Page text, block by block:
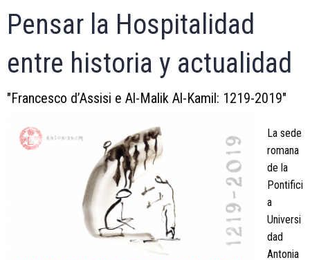
Pensar la Hospitalidad
entre historia y actualidad
"Francesco d’Assisi e Al-Malik Al-Kamil: 1219-2019"
La sede
romana
de la
Pontifici
a
Universi
dad
Antonia